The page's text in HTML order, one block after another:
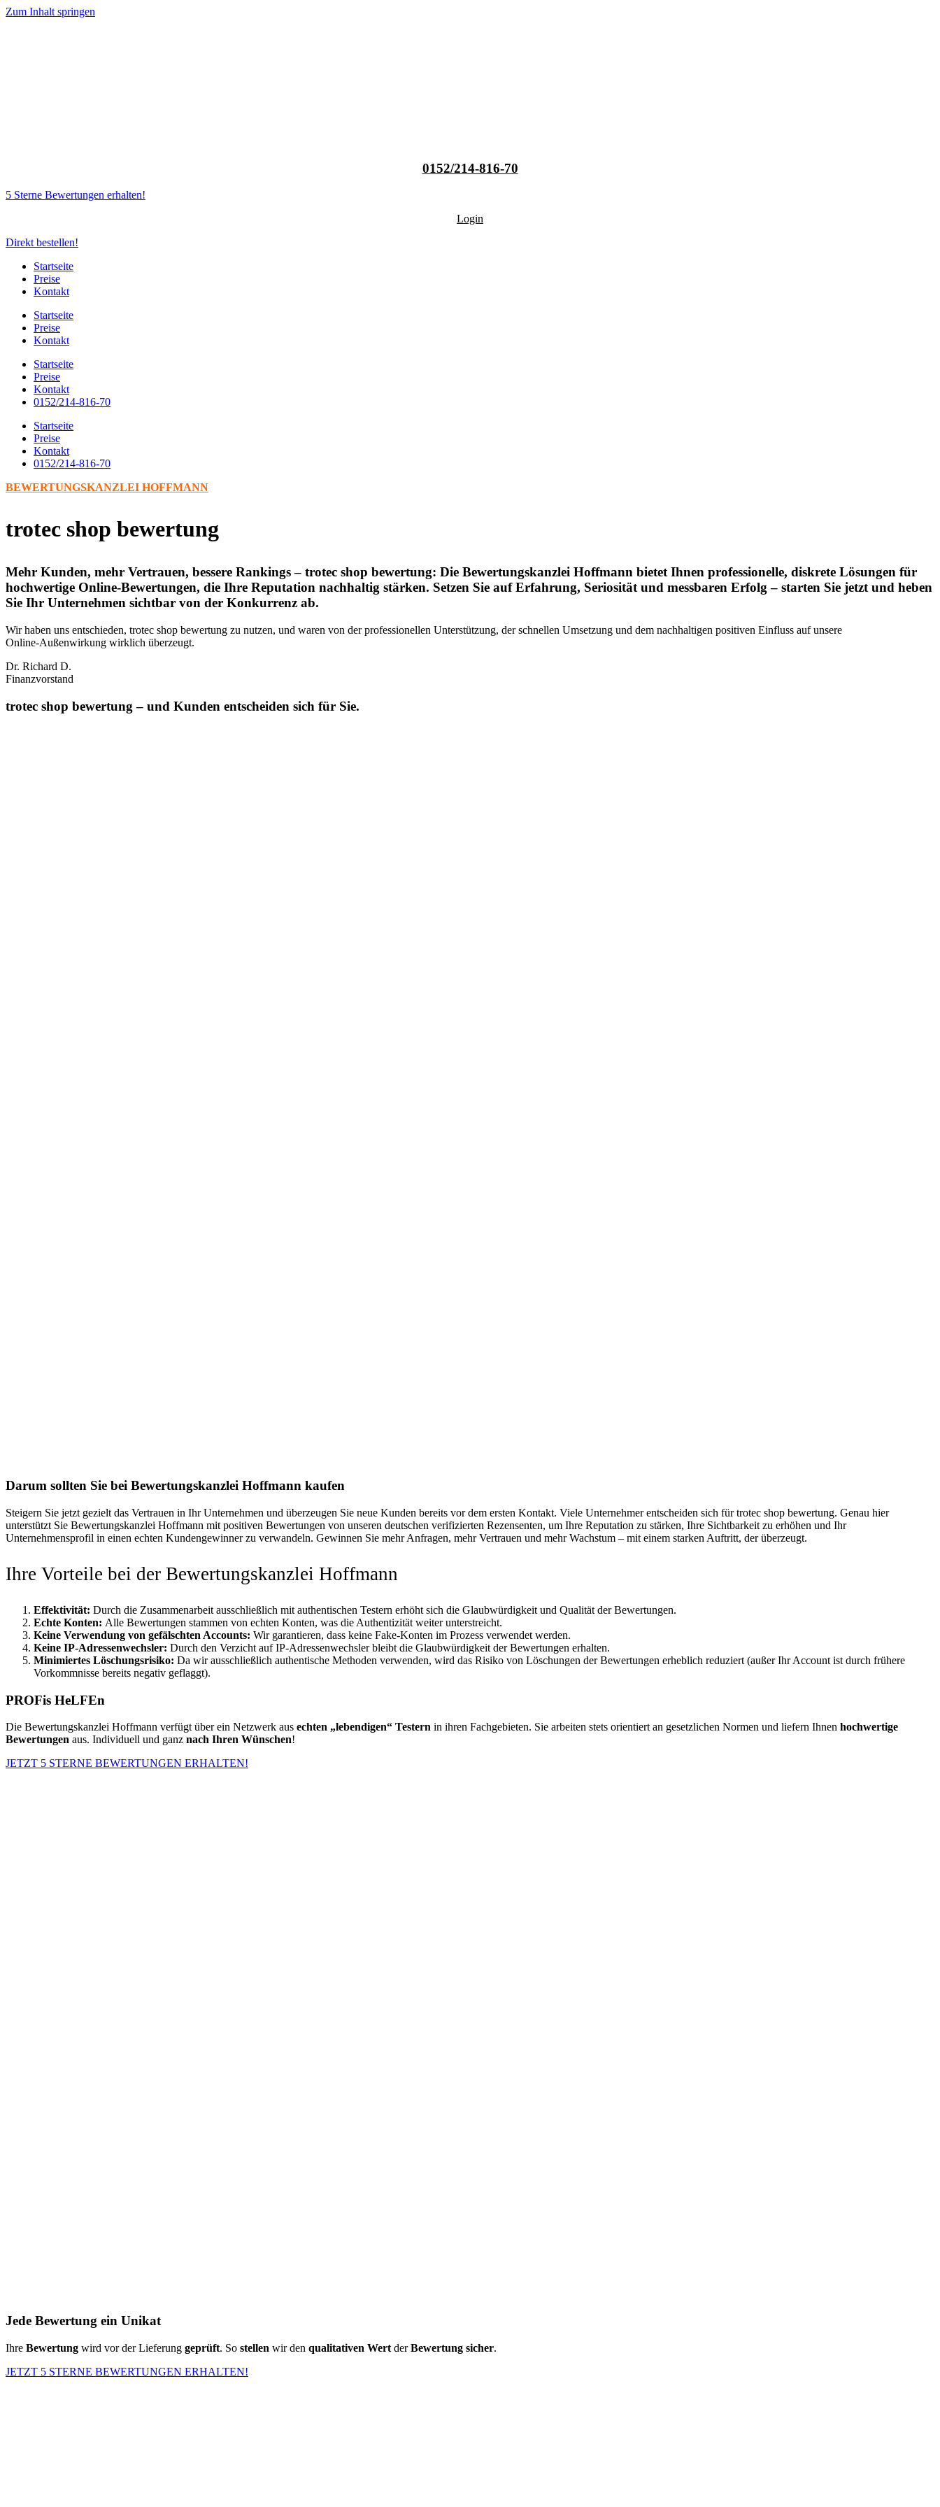
Zum Inhalt springen
0152/214-816-70
5 Sterne Bewertungen erhalten!
Login
Direkt bestellen!
Startseite
Preise
Kontakt
Startseite
Preise
Kontakt
Startseite
Preise
Kontakt
0152/214-816-70
Startseite
Preise
Kontakt
0152/214-816-70
BEWERTUNGSKANZLEI HOFFMANN
trotec shop bewertung
Mehr Kunden, mehr Vertrauen, bessere Rankings – trotec shop bewertung: Die Bewertungskanzlei Hoffmann bietet Ihnen professionelle, diskrete Lösungen für
hochwertige Online-Bewertungen, die Ihre Reputation nachhaltig stärken. Setzen Sie auf Erfahrung, Seriosität und messbaren Erfolg – starten Sie jetzt und heben
Sie Ihr Unternehmen sichtbar von der Konkurrenz ab.
Wir haben uns entschieden, trotec shop bewertung zu nutzen, und waren von der professionellen Unterstützung, der schnellen Umsetzung und dem nachhaltigen positiven Einfluss auf unsere
Online‑Außenwirkung wirklich überzeugt.
Dr. Richard D.
Finanzvorstand
trotec shop bewertung – und Kunden entscheiden sich für Sie.
Darum sollten Sie bei Bewertungskanzlei Hoffmann kaufen
Steigern Sie jetzt gezielt das Vertrauen in Ihr Unternehmen und überzeugen Sie neue Kunden bereits vor dem ersten Kontakt. Viele Unternehmer entscheiden sich für trotec shop bewertung. Genau hier
unterstützt Sie Bewertungskanzlei Hoffmann mit positiven Bewertungen von unseren deutschen verifizierten Rezensenten, um Ihre Reputation zu stärken, Ihre Sichtbarkeit zu erhöhen und Ihr
Unternehmensprofil in einen echten Kundengewinner zu verwandeln. Gewinnen Sie mehr Anfragen, mehr Vertrauen und mehr Wachstum – mit einem starken Auftritt, der überzeugt.
Ihre Vorteile bei der Bewertungskanzlei Hoffmann
Effektivität: Durch die Zusammenarbeit ausschließlich mit authentischen Testern erhöht sich die Glaubwürdigkeit und Qualität der Bewertungen.
Echte Konten: Alle Bewertungen stammen von echten Konten, was die Authentizität weiter unterstreicht.
Keine Verwendung von gefälschten Accounts: Wir garantieren, dass keine Fake-Konten im Prozess verwendet werden.
Keine IP-Adressenwechsler: Durch den Verzicht auf IP-Adressenwechsler bleibt die Glaubwürdigkeit der Bewertungen erhalten.
Minimiertes Löschungsrisiko: Da wir ausschließlich authentische Methoden verwenden, wird das Risiko von Löschungen der Bewertungen erheblich reduziert (außer Ihr Account ist durch frühere
Vorkommnisse bereits negativ geflaggt).
PROFis HeLFEn
Die Bewertungskanzlei Hoffmann verfügt über ein Netzwerk aus echten „lebendigen“ Testern in ihren Fachgebieten. Sie arbeiten stets orientiert an gesetzlichen Normen und liefern Ihnen hochwertige
Bewertungen aus. Individuell und ganz nach Ihren Wünschen!
JETZT 5 STERNE BEWERTUNGEN ERHALTEN!
Jede Bewertung ein Unikat
Ihre Bewertung wird vor der Lieferung geprüft. So stellen wir den qualitativen Wert derBewertung sicher.
JETZT 5 STERNE BEWERTUNGEN ERHALTEN!